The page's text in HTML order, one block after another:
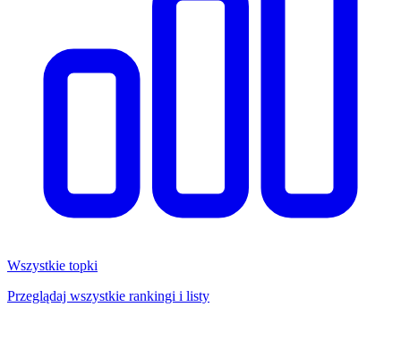
Wszystkie topki
Przeglądaj wszystkie rankingi i listy